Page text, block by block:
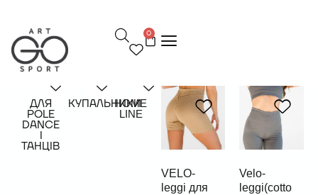
р
е
й
м
0
ДЛЯ
POLE
DANCE
І
ТАНЦІВ
КУПАЛЬНИКИ
HOME
LINE
VELO-
leggi для
Velo-
leggi(cotto